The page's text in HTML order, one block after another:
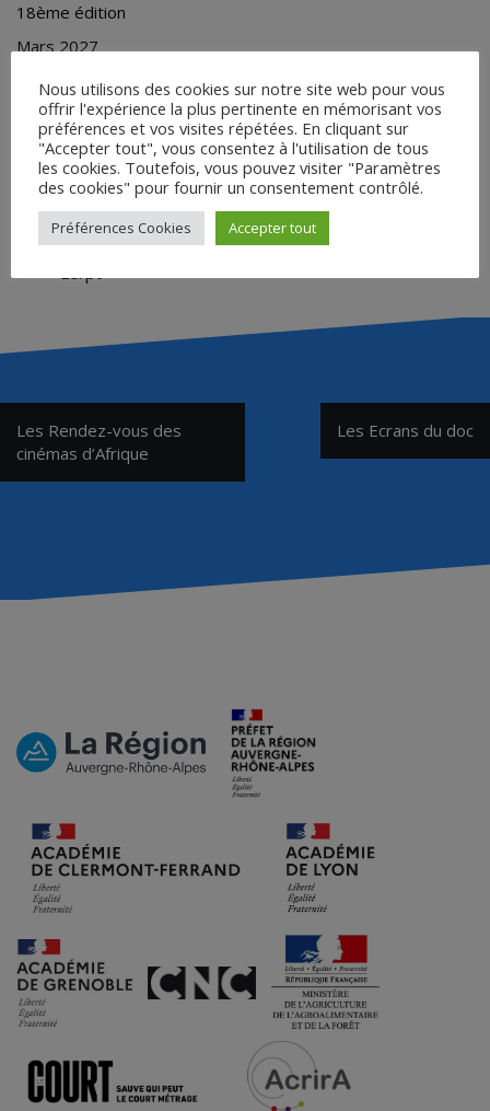
18ème édition
Mars 2027
(17ème édition du 16 au 22 mars 2026)
Site duFestival ciné court animé
Lycée participant en 2025/2026:
42 – Lycée Hôtelier Le Renouveau – Saint-Genest-
Lerpt
Navigation
de
l’article
Les Rendez-vous des
cinémas d’Afrique
Les Ecrans du doc
Nous utilisons des cookies sur notre site web pour vous
offrir l'expérience la plus pertinente en mémorisant vos
préférences et vos visites répétées. En cliquant sur
"Accepter tout", vous consentez à l'utilisation de tous
les cookies. Toutefois, vous pouvez visiter "Paramètres
des cookies" pour fournir un consentement contrôlé.
Préférences Cookies Accepter tout